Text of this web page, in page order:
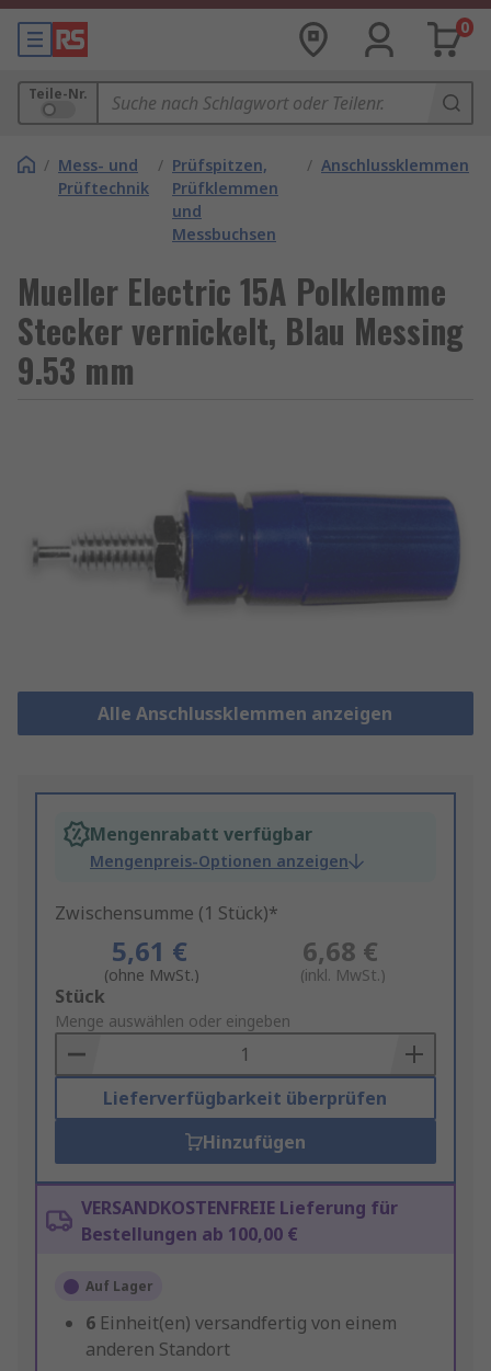
0
Teile-Nr.
/ Mess- und
Prüftechnik
/ Prüfspitzen,
Prüfklemmen
und
Messbuchsen
/ Anschlussklemmen
Mueller Electric 15A Polklemme
Stecker vernickelt, Blau Messing
9.53 mm
Alle Anschlussklemmen anzeigen
Mengenrabatt verfügbar
Mengenpreis-Optionen anzeigen
Zwischensumme (1 Stück)*
5,61 €
(ohne MwSt.)
6,68 €
(inkl. MwSt.)
Add
to
Basket
Stück
Menge auswählen oder eingeben
Lieferverfügbarkeit überprüfen
Hinzufügen
VERSANDKOSTENFREIE Lieferung für
Bestellungen ab 100,00 €
Auf Lager
6 Einheit(en) versandfertig von einem
anderen Standort